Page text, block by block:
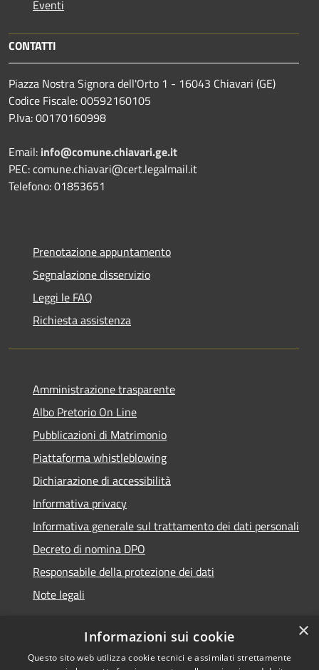
Eventi
CONTATTI
Piazza Nostra Signora dell'Orto 1 - 16043 Chiavari (GE)
Codice Fiscale: 00592160105
P.Iva: 00170160998
Email: info@comune.chiavari.ge.it
PEC: comune.chiavari@cert.legalmail.it
Telefono: 01853651
Prenotazione appuntamento
Segnalazione disservizio
Leggi le FAQ
Richiesta assistenza
Amministrazione trasparente
Albo Pretorio On Line
Pubblicazioni di Matrimonio
Piattaforma whistleblowing
Dichiarazione di accessibilità
Informativa privacy
Informativa generale sul trattamento dei dati personali
Decreto di nomina DPO
Responsabile della protezione dei dati
Note legali
RSS © 2021 - 2026 Comune di
×
Informazioni sui cookie
Questo sito web utilizza cookie tecnici e assimilati strettamente